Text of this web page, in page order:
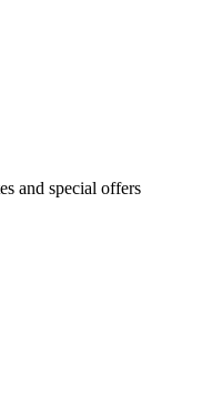
and special offers